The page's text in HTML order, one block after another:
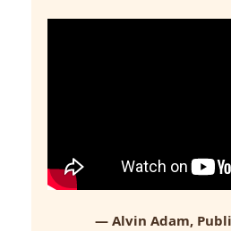
— Alvin Adam,